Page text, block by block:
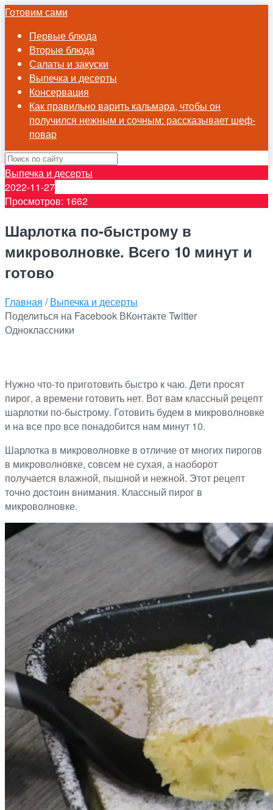
Готовим сами
Первые блюда
Вторые блюда
Салаты и закуски
Выпечка и десерты
Консервация
Как правильно варить кальмара, чтобы он
получился нежным и сочным: рассказывает шеф-
повар
Выпечка и десерты
2022-11-27
Просмотров: 1662
Шарлотка по-быстрому в
микроволновке. Всего 10 минут и
готово
Главная /Выпечка и десерты
Поделиться на Facebook ВКонтактеTwitter
Одноклассники
Нужно что-то приготовить быстро к чаю. Дети просят
пирог, а времени готовить нет. Вот вам классный рецепт
шарлотки по-быстрому. Готовить будем в микроволновке
и на все про все понадобится нам минут 10.
Шарлотка в микроволновке в отличие от многих пирогов
в микроволновке, совсем не сухая, а наоборот
получается влажной, пышной и нежной. Этот рецепт
точно достоин внимания. Классный пирог в
микроволновке.